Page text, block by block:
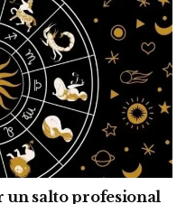
un salto profesional